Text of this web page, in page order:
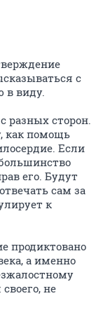
с
в виду.
разных сторон.
как помощь
Если
его. Будут
сам за
к
продиктовано
а именно
не